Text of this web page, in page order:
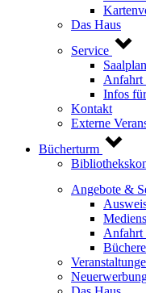
Das Haus
Service
Saalplan
Anfahrt
Infos
Kontakt
Externe
Bücherturm
Angebote &
Anfahrt